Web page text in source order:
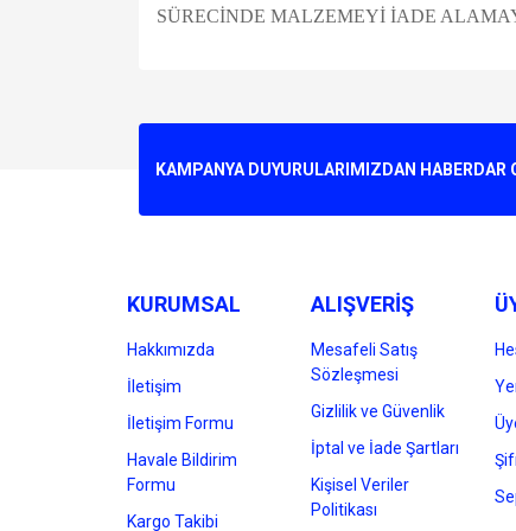
SÜRECİNDE MALZEMEYİ İADE
Ürün resmi kalitesiz, bozuk veya
Bu ürüne benzer farklı alternatifler olmalı.
KAMPANYA DUYURULARIMIZDAN
KURUMSAL
Hakkımızda
İletişim
İletişim Formu
Havale Bildirim
Formu
Kargo Takibi
ALIŞVERİŞ
Mesafeli Satış
Sözleşmesi
Gizlilik ve Güvenlik
İptal ve İade Şartları
Kişisel Veriler
Politikası